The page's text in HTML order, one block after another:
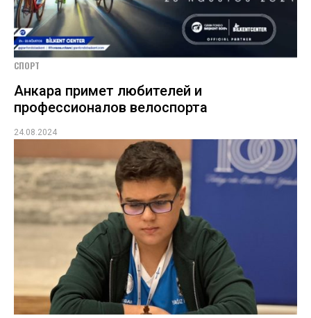
СПОРТ
Анкара примет любителей и
профессионалов велоспорта
24.08.2024